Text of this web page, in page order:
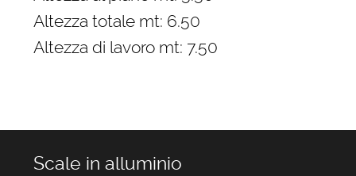
Altezza totale mt: 6.50
Altezza di lavoro mt: 7.50
Scale in alluminio